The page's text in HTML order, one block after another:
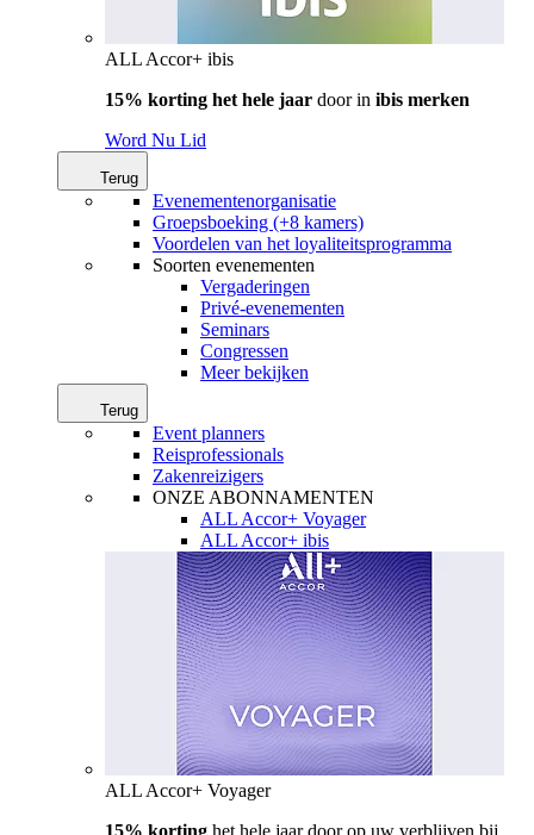
ALL Accor+ ibis
15% korting het hele jaar door in ibis merken
Word Nu Lid
Terug
Evenementenorganisatie
Groepsboeking (+8 kamers)
Voordelen van het loyaliteitsprogramma
Soorten evenementen
Vergaderingen
Privé-evenementen
Seminars
Congressen
Meer bekijken
Terug
Event planners
Reisprofessionals
Zakenreizigers
ONZE ABONNAMENTEN
ALL Accor+ Voyager
ALL Accor+ ibis
ALL Accor+ Voyager
15% korting het hele jaar door op uw verblijven bij